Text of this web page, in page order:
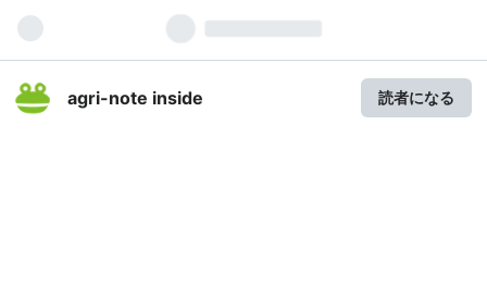
agri-note inside 読者になる